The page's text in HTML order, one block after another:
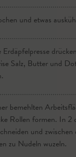
und etwas
Erdäpfelpresse
Salz, Butter und
bemehlten
Rollen formen. In 2
und zwischen
zu Nudeln wuzeln.
und die Kerne und
Stücke
grob raspeln.
geben, gut
lassen.
fest ausdrücken bis
abrinnt.